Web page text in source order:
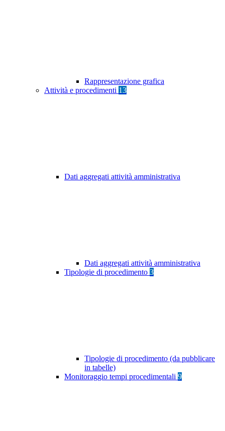
Rappresentazione grafica
Attività e procedimenti 13
Dati aggregati attività amministrativa
Dati aggregati attività amministrativa
Tipologie di procedimento 3
Tipologie di procedimento (da pubblicare
in tabelle)
Monitoraggio tempi procedimentali 9